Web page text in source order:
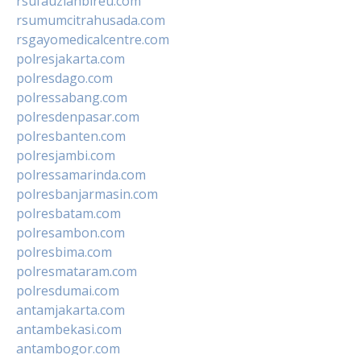
rsumumcitrahusada.com
rsgayomedicalcentre.com
polresjakarta.com
polresdago.com
polressabang.com
polresdenpasar.com
polresbanten.com
polresjambi.com
polressamarinda.com
polresbanjarmasin.com
polresbatam.com
polresambon.com
polresbima.com
polresmataram.com
polresdumai.com
antamjakarta.com
antambekasi.com
antambogor.com